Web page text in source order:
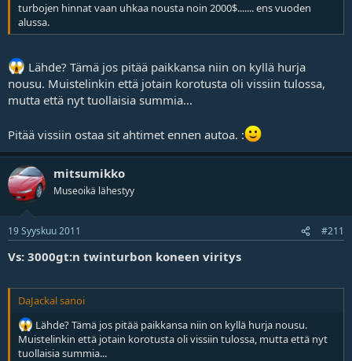
turbojen hinnat vaan uhkaa nousta noin 2000$....... ens vuoden
alussa.
Lähde? Tämä jos pitää paikkansa niin on kyllä hurja
nousu. Muistelinkin että jotain korotusta oli vissiin tulossa,
mutta että nyt tuollaisia summia...
Pitää vissiin ostaa sit ahtimet ennen autoa. :
mitsumikko
Museoikä lähestyy
19 Syyskuu 2011 #211
Vs: 3000gt:n twinturbon koneen viritys
DaJackal sanoi
Lähde? Tämä jos pitää paikkansa niin on kyllä hurja nousu.
Muistelinkin että jotain korotusta oli vissiin tulossa, mutta että nyt
tuollaisia summia...